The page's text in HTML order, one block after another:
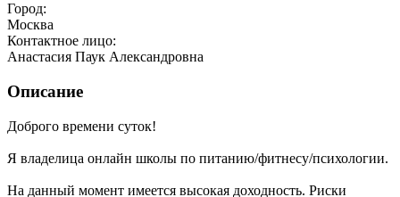
Город:
Москва
Контактное лицо:
Анастасия Паук Александровна
Описание
Доброго времени суток!
Я владелица онлайн школы по питанию/фитнесу/психологии.
На данный момент имеется высокая доходность. Риски